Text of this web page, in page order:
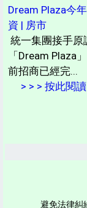
Dream Plaza今
資 | 房市
統一集團接手原
「Dream Plaza
前招商已經完...
> > > 按此閱
避免法律糾